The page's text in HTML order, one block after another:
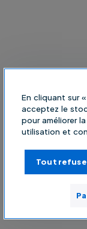
En cliquant sur
acceptez le
pour améliorer
utilisation et
Tout